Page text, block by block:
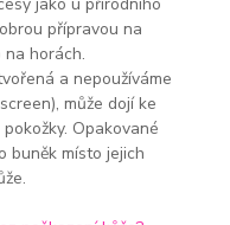
jako u přírodního
přípravou na
horách.
a nepoužíváme
může dojí ke
Opakované
buněk místo jejich